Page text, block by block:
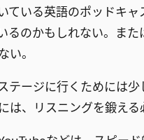
ている英語のポッドキ
るのかもしれない。ま
い。
テージに行くためには
は、リスニングを鍛える